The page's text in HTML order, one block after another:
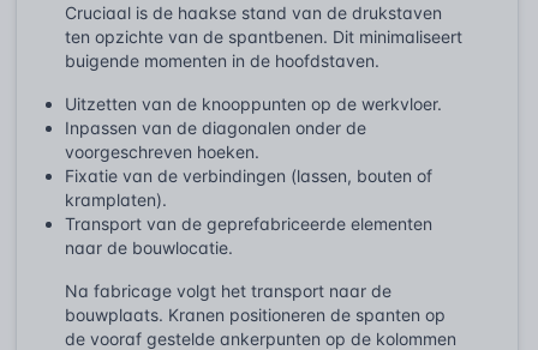
Cruciaal is de haakse stand van de drukstaven
ten opzichte van de spantbenen. Dit minimaliseert
buigende momenten in de hoofdstaven.
Uitzetten van de knooppunten op de werkvloer.
Inpassen van de diagonalen onder de
voorgeschreven hoeken.
Fixatie van de verbindingen (lassen, bouten of
kramplaten).
Transport van de geprefabriceerde elementen
naar de bouwlocatie.
Na fabricage volgt het transport naar de
bouwplaats. Kranen positioneren de spanten op
de vooraf gestelde ankerpunten op de kolommen